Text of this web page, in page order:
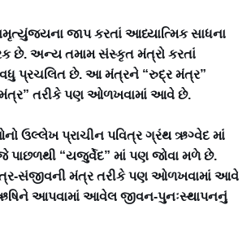
જાપ કરતાં આધ્યાત્મિક સાધના
છે. અન્ય તમામ સંસ્કૃત મંત્રો કરતાં
પ્રચલિત છે. આ મંત્રને “રુદ્ર મંત્ર”
તરીકે પણ ઓળખવામાં આવે છે.
ઉલ્લેખ પ્રાચીન પવિત્ર ગ્રંથ ઋગ્વેદ માં
પાછળથી “યજુર્વેદ” માં પણ જોવા મળે છે.
સંજીવની મંત્ર તરીકે પણ ઓળખવામાં આવે
આપવામાં આવેલ જીવન-પુનઃસ્થાપનનું